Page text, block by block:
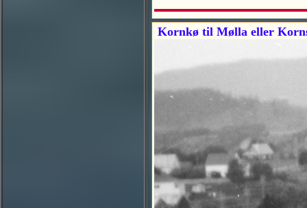
Kornkø til Mølla eller